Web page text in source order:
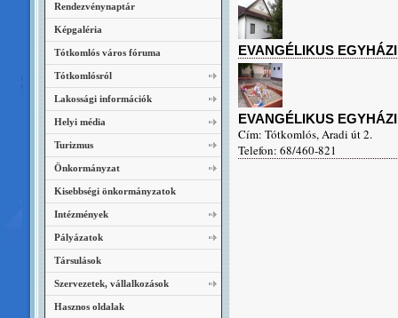
EVANGÉLIKUS
EVANGÉLIKUS
Cím: Tótkomlós, Aradi út 2.
Telefon: 68/460-821
Rendezvénynaptár
Képgaléria
Tótkomlós város fóruma
Tótkomlósról
Lakossági információk
Helyi média
Turizmus
Önkormányzat
Kisebbségi önkormányzatok
Intézmények
Pályázatok
Társulások
Szervezetek, vállalkozások
Hasznos oldalak